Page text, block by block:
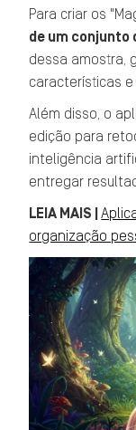
Para criar os
de um conjunto
dessa amostra,
características
Além disso, o
edição para
inteligência
entregar
LEIA MAIS |
organização